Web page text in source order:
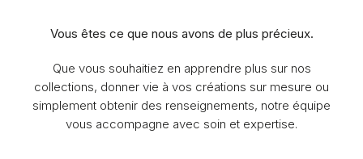
Vous êtes ce que nous avons de plus précieux.
Que vous souhaitiez en apprendre plus sur nos
collections, donner vie à vos créations sur mesure ou
simplement obtenir des renseignements, notre équipe
vous accompagne avec soin et expertise.